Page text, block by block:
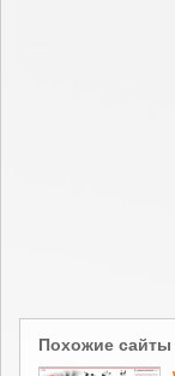
Похожие сайты